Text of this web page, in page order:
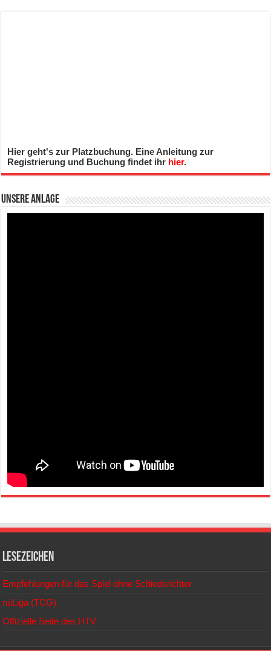
Hier geht's zur Platzbuchung. Eine Anleitung zur
Registrierung und Buchung findet ihr hier.
Unsere Anlage
Lesezeichen
Empfehlungen für das Spiel ohne Schiedsrichter
nuLiga (TCG)
Offizielle Seite des HTV